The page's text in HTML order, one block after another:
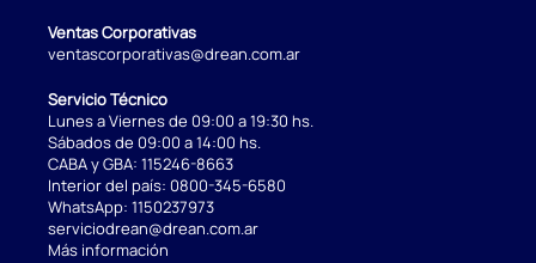
Ventas Corporativas
ventascorporativas@drean.com.ar
Servicio Técnico
Lunes a Viernes de 09:00 a 19:30 hs.
Sábados de 09:00 a 14:00 hs.
CABA y GBA: 115246-8663
Interior del país: 0800-345-6580
WhatsApp: 1150237973
serviciodrean@drean.com.ar
Más información